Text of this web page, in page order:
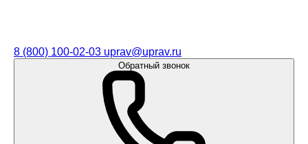
8 (800) 100-02-03 uprav@uprav.ru
Обратный звонок